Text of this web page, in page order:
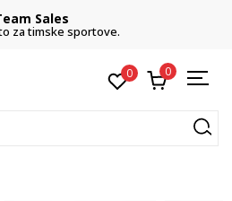
besplatno preuzimanje
0 0